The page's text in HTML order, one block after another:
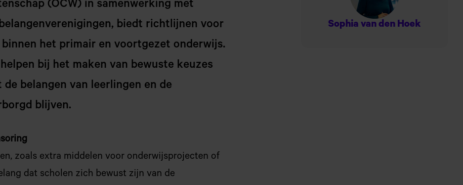
(OCW) in samenwerking met
biedt richtlijnen voor
het primair en voortgezet onderwijs.
bij het maken van bewuste keuzes
belangen van leerlingen en de
blijven.
zoals extra middelen voor onderwijsprojecten of
dat scholen zich bewust zijn van de
Sophia van den Hoek